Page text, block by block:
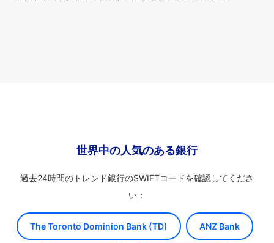
世界中の人気のある銀行
過去24時間のトレンド銀行のSWIFTコードを確認してくださ
い：
The Toronto Dominion Bank (TD) ANZ Bank